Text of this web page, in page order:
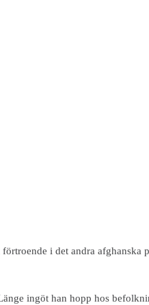
i det andra afghanska
ingöt han hopp hos